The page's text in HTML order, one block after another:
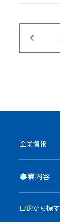
企業情報
事業内容
目的から探す